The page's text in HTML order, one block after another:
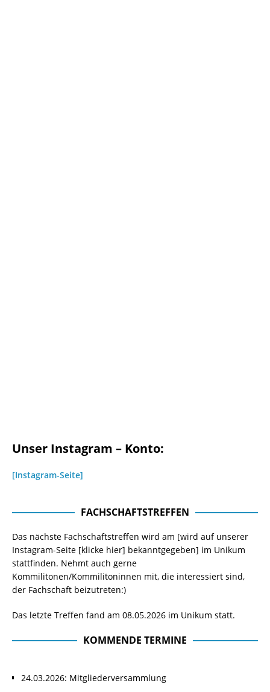
Unser Instagram – Konto:
[Instagram-Seite]
FACHSCHAFTSTREFFEN
Das nächste Fachschaftstreffen wird am [wird auf unserer
Instagram-Seite [klicke hier] bekanntgegeben] im Unikum
stattfinden. Nehmt auch gerne
Kommilitonen/Kommilitoninnen mit, die interessiert sind,
der Fachschaft beizutreten:)
Das letzte Treffen fand am 08.05.2026 im Unikum statt.
KOMMENDE TERMINE
24.03.2026: Mitgliederversammlung